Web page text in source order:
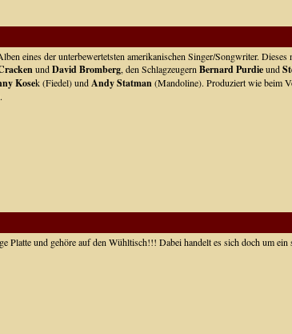
eines der unterbewertetsten amerikanischen Singer/Songwriter.
undDavid Bromberg, den Schlagzeugern Bernard Purdieund
Kosek (Fiedel) undAndy Statman(Mandoline). Produziert wie beim
Platte und gehöre auf den Wühltisch!!! Dabei handelt es sich doch um